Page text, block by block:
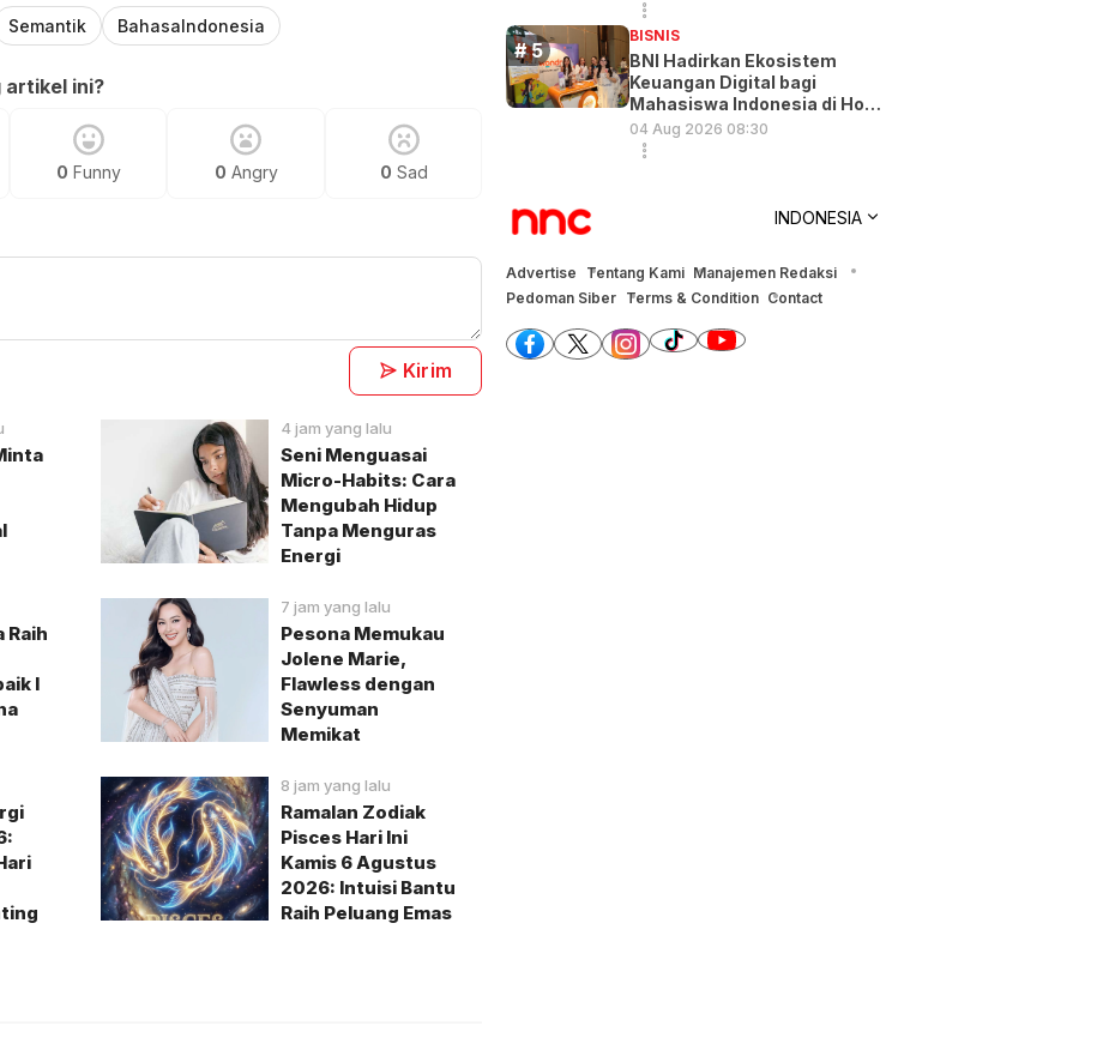
Semantik BahasaIndonesia
artikel ini?
0 Funny 0 Angry 0 Sad
Kirim
4 jam yang lalu
Seni Menguasai
Micro-Habits: Cara
Mengubah Hidup
Tanpa Menguras
Energi
Raih
I
7 jam yang lalu
Pesona Memukau
Jolene Marie,
Flawless dengan
Senyuman
Memikat
8 jam yang lalu
Ramalan Zodiak
Pisces Hari Ini
Kamis 6 Agustus
2026: Intuisi Bantu
Raih Peluang Emas
BISNIS
BNI Hadirkan Ekosistem
Keuangan Digital bagi
Mahasiswa Indonesia di Hong
Kong
04 Aug 2026 08:30
INDONESIA
Advertise Tentang Kami Manajemen Redaksi
Pedoman Siber Terms & Condition Contact